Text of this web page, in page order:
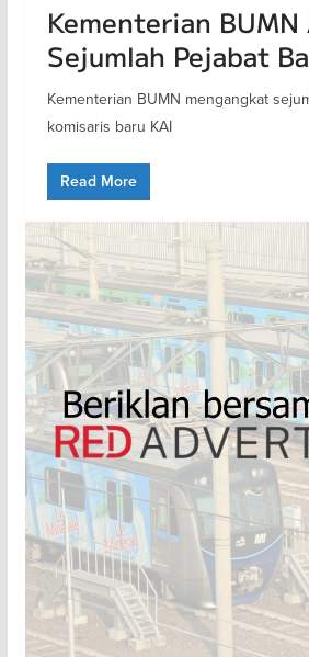
Kementerian
Sejumlah Pejabat
Kementerian BUMN mengangkat
komisaris baru KAI
Read More